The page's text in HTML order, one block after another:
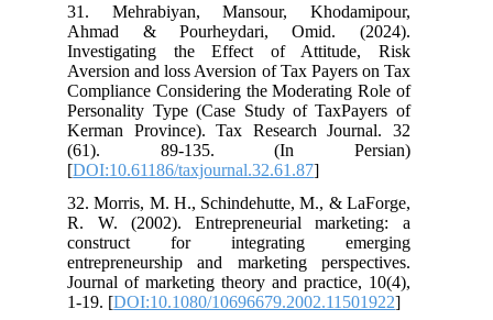
31. Mehrabiyan, Mansour, Khodamipour,
Ahmad & Pourheydari, Omid. (2024).
Investigating the Effect of Attitude, Risk
Aversion and loss Aversion of Tax Payers on Tax
Compliance Considering the Moderating Role of
Personality Type (Case Study of TaxPayers of
Kerman Province). Tax Research Journal. 32
(61). 89-135. (In Persian)
[DOI:10.61186/taxjournal.32.61.87
32. Morris, M. H., Schindehutte, M., & LaForge,
R. W. (2002). Entrepreneurial marketing: a
construct for integrating emerging
entrepreneurship and marketing perspectives.
Journal of marketing theory and practice, 10(4),
1-19. [DOI:10.1080/10696679.2002.11501922